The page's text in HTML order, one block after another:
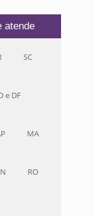
atende
SC
e DF
MA
RO